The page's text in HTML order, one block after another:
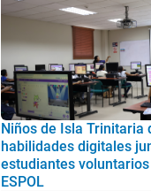
Niños de Isla Trinitaria
habilidades digitales
estudiantes
ESPOL